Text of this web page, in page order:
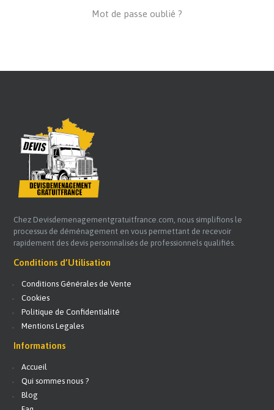
Mot de passe oublié ?
Chez Devisdemenagementgratuitfrance.com, nous simplifions le
processus de déménagement en vous permettant de recevoir
rapidement des devis personnalisés de professionnels qualifiés.
Conditions d’Utilisation
Conditions Générales de Vente
Cookies
Politique de Confidentialité
Mentions Legales
Informations
Accueil
Qui sommes nous ?
Blog